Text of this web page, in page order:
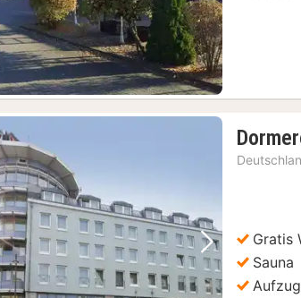
Vorheriges Bild Nächstes
Gratis
Sauna
Aufzug